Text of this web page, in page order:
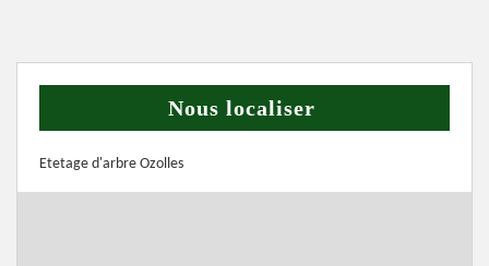
Nous localiser
Etetage d'arbre Ozolles